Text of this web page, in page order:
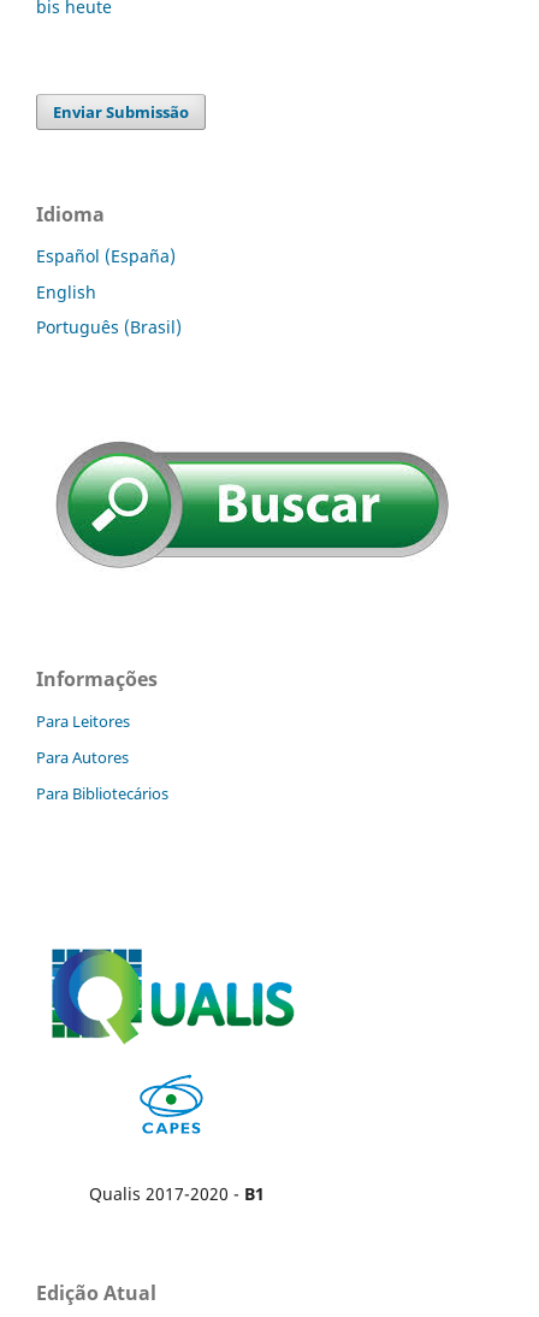
Enviar Submissão
Idioma
Español (España)
English
Português (Brasil)
Informações
Para Leitores
Para Autores
Para Bibliotecários
Qualis 2017-2020 - B1
Edição Atual